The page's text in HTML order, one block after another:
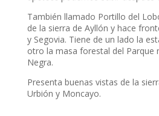
También llamado Portillo del
de la sierra de Ayllón y hace
y Segovia. Tiene de un lado la
otro la masa forestal del Parque
Negra.
Presenta buenas vistas de la
Urbión y Moncayo.